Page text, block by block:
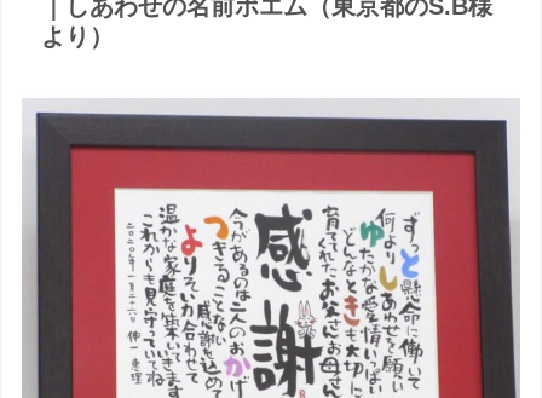
｜しあわせの名前ポエム（東京都のS.B様
より ）